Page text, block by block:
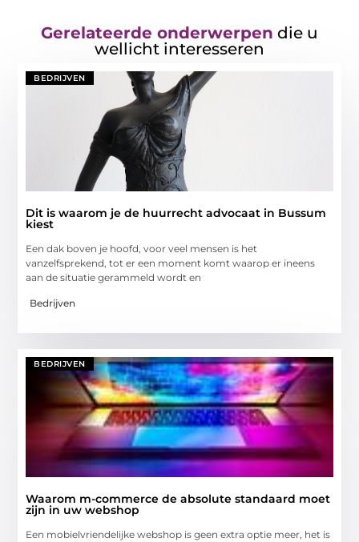
Gerelateerde onderwerpen die u
wellicht interesseren
BEDRIJVEN
Dit is waarom je de huurrecht advocaat in Bussum
kiest
Een dak boven je hoofd, voor veel mensen is het
vanzelfsprekend, tot er een moment komt waarop er ineens
aan de situatie gerammeld wordt en
Bedrijven
BEDRIJVEN
Waarom m-commerce de absolute standaard moet
zijn in uw webshop
Een mobielvriendelijke webshop is geen extra optie meer, het is